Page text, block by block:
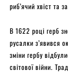
риб’ячий хвіст та
В 1622 році герб
русалки з’явився
зміни гербу
світової війни.